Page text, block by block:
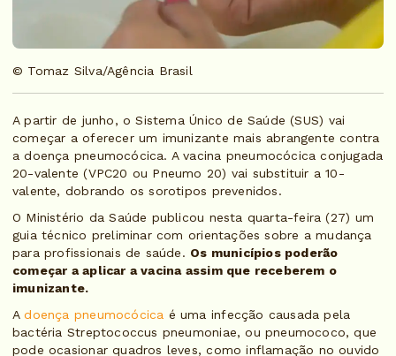
© Tomaz Silva/Agência Brasil
A partir de junho, o Sistema Único de Saúde (SUS) vai
começar a oferecer um imunizante mais abrangente contra
a doença pneumocócica. A vacina pneumocócica conjugada
20-valente (VPC20 ou Pneumo 20) vai substituir a 10-
valente, dobrando os sorotipos prevenidos.
O Ministério da Saúde publicou nesta quarta-feira (27) um
guia técnico preliminar com orientações sobre a mudança
para profissionais de saúde. Os municípios poderão
começar a aplicar a vacina assim que receberem o
imunizante.
Adoença pneumocócica é uma infecção causada pela
bactéria Streptococcus pneumoniae, ou pneumococo, que
pode ocasionar quadros leves, como inflamação no ouvido